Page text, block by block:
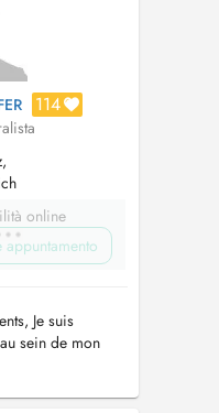
114
online
Je suis
sein de mon
situé à Remich.
adultes et